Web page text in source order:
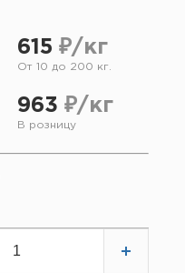
615 ₽/кг
От 10 до 200 кг.
963 ₽/кг
В розницу